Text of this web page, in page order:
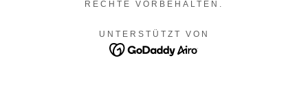
RECHTE VORBEHALTEN.
UNTERSTÜTZT VON